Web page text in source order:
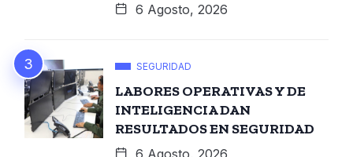
6 Agosto, 2026
SEGURIDAD
LABORES OPERATIVAS Y DE
INTELIGENCIA DAN
RESULTADOS EN SEGURIDAD
6 Agosto, 2026